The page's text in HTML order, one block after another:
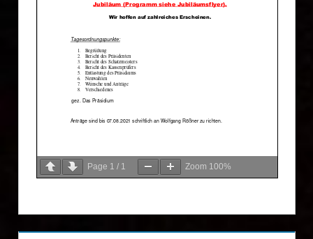
Page 1 / 1 Zoom 100%